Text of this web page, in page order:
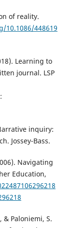
of reality.
10.1086/448619
Learning to
journal. LSP
inquiry:
Jossey-Bass.
Navigating
Education,
& Paloniemi, S.